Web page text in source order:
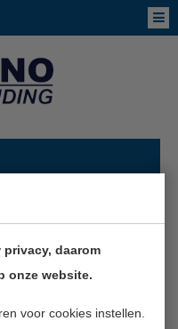
privacy, daarom
onze website.
voor cookies instellen.